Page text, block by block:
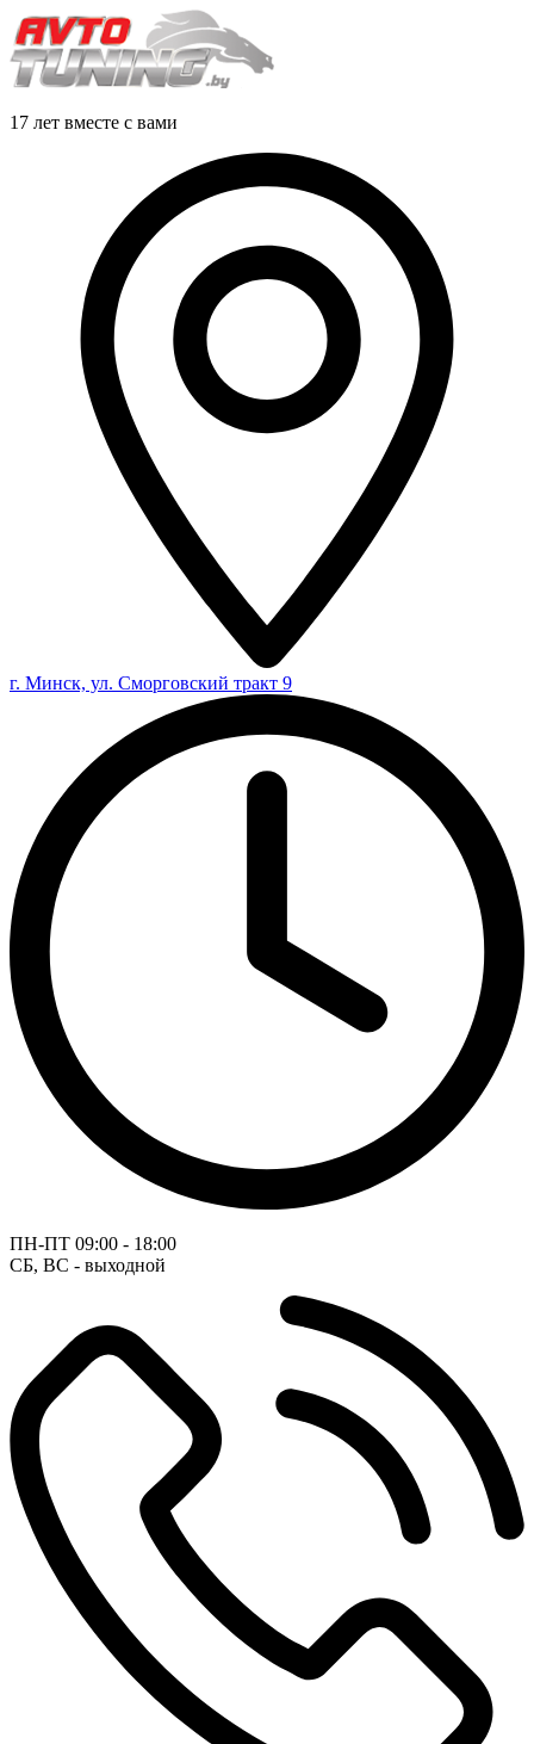
17 лет вместе с вами
г. Минск, ул. Сморговский тракт 9
ПН-ПТ 09:00 - 18:00
СБ, ВС - выходной